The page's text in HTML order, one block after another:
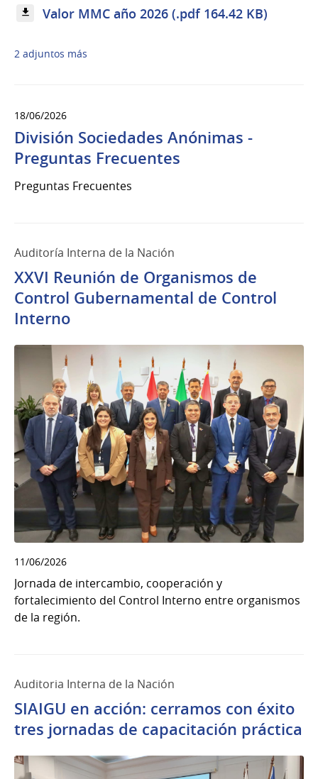
Valor MMC año 2026 (.pdf 164.42 KB)
2 adjuntos más
18/06/2026
División Sociedades Anónimas -
Preguntas Frecuentes
Preguntas Frecuentes
Auditoría Interna de la Nación
XXVI Reunión de Organismos de
Control Gubernamental de Control
Interno
11/06/2026
Jornada de intercambio, cooperación y
fortalecimiento del Control Interno entre organismos
de la región.
Auditoria Interna de la Nación
SIAIGU en acción: cerramos con éxito
tres jornadas de capacitación práctica